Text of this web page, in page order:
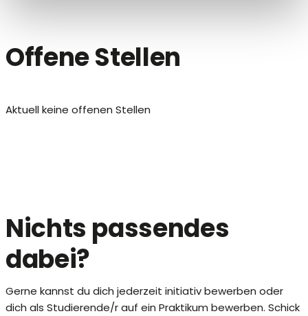
Offene Stellen
Aktuell keine offenen Stellen
Nichts passendes
dabei?
Gerne kannst du dich jederzeit initiativ bewerben oder
dich als Studierende/r auf ein Praktikum bewerben. Schick